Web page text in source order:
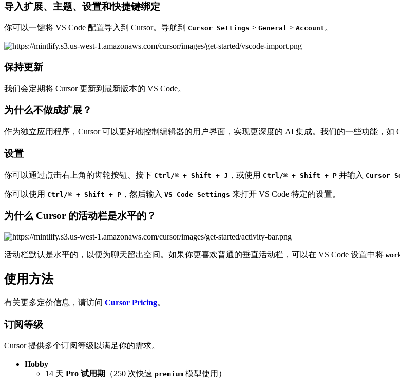
导入扩展、主题、设置和快捷键绑定
你可以一键将 VS Code 配置导入到 Cursor。导航到 Cursor Settings > General > Account 。
保持更新
我们会定期将 Cursor 更新到最新版本的 VS Code。
为什么不做成扩展？
作为独立应用程序，Cursor 可以更好地控制编辑器的用户界面，实现更深度的 AI 集成。我们的一些功能，如
设置
你可以通过点击右上角的齿轮按钮、按下 Ctrl/⌘ + Shift + J ，或使用 Ctrl/⌘ + Shift + P 并输入 Cursor
你可以使用 Ctrl/⌘ + Shift + P ，然后输入 VS Code Settings 来打开 VS Code 特定的设置。
为什么 Cursor 的活动栏是水平的？
活动栏默认是水平的，以便为聊天留出空间。如果你更喜欢普通的垂直活动栏，可以在 VS Code 设置中将
使用方法
有关更多定价信息，请访问 Cursor Pricing。
订阅等级
Cursor 提供多个订阅等级以满足你的需求。
Hobby
14 天 Pro 试用期 （250 次快速 premium 模型使用）